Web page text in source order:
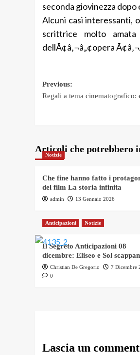
seconda giovinezza
Alcuni casi interessanti,
scrittrice molto amata
dellÃ¢â‚¬â„¢opera
Post
Previous:
Regali a tema cinematografico:
Articoli che potrebbero
Notizie
Che fine hanno fatto i
del film La storia infinita
admin 13 Gennaio 2026
Anticipazioni Notizie
Il Segreto Anticipazioni 08
dicembre: Eliseo e Sol
Christian De Gregorio
7 Dicembre
0
Lascia un